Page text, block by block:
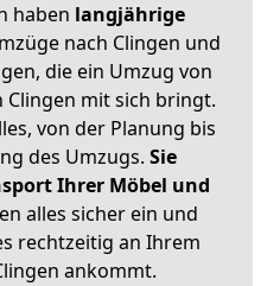
haben langjährige
nach Clingen und
die ein Umzug von
Clingen mit sich bringt.
von der Planung bis
des Umzugs. Sie
Ihrer Möbel und
alles sicher ein und
rechtzeitig an Ihrem
ankommt.